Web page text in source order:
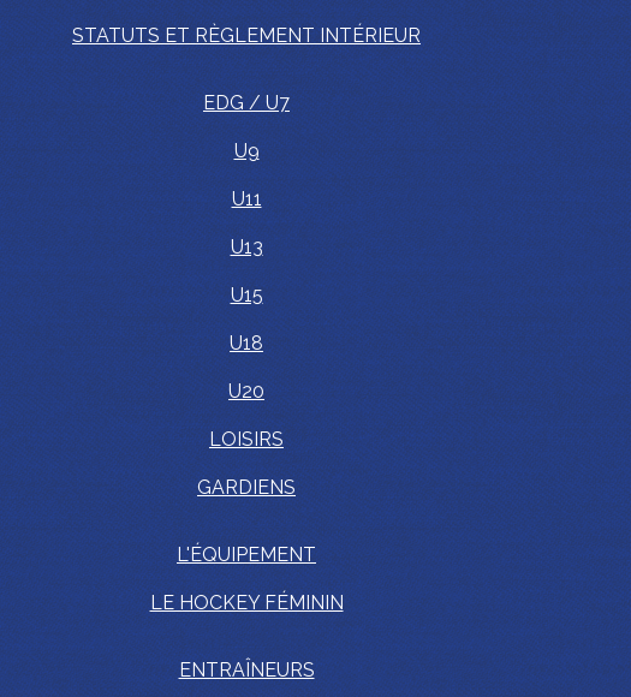
STATUTS ET RÈGLEMENT INTÉRIEUR
EDG / U7
U9
U11
U13
U15
U18
U20
LOISIRS
GARDIENS
L'ÉQUIPEMENT
LE HOCKEY FÉMININ
ENTRAÎNEURS